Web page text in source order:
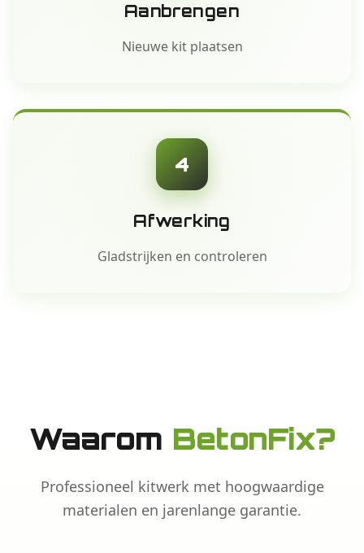
Aanbrengen
Nieuwe kit plaatsen
4
Afwerking
Gladstrijken en controleren
Waarom BetonFix?
Professioneel kitwerk met hoogwaardige
materialen en jarenlange garantie.